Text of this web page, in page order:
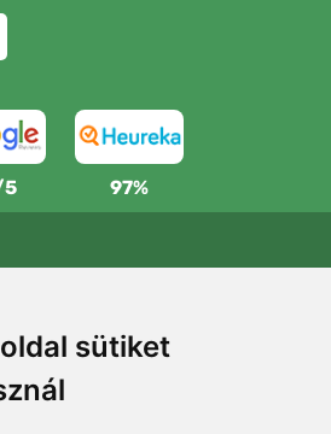
sütiket
5 97%
következő összeg felett: 80 EUR
és visszaküldés
belül bármikor visszaküldheti vagy